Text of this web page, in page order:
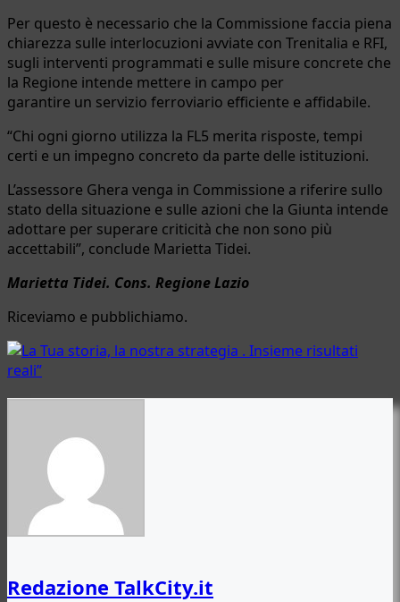
Per questo è necessario che la Commissione faccia piena
chiarezza sulle interlocuzioni avviate con Trenitalia e RFI,
sugli interventi programmati e sulle misure concrete che
la Regione intende mettere in campo per
garantire un servizio ferroviario efficiente e affidabile.
“Chi ogni giorno utilizza la FL5 merita risposte, tempi
certi e un impegno concreto da parte delle istituzioni.
L’assessore Ghera venga in Commissione a riferire sullo
stato della situazione e sulle azioni che la Giunta intende
adottare per superare criticità che non sono più
accettabili”, conclude Marietta Tidei.
Marietta Tidei. Cons. Regione Lazio
Riceviamo e pubblichiamo.
Redazione TalkCity.it